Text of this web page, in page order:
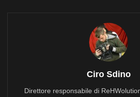
Ciro Sdino
Direttore responsabile di